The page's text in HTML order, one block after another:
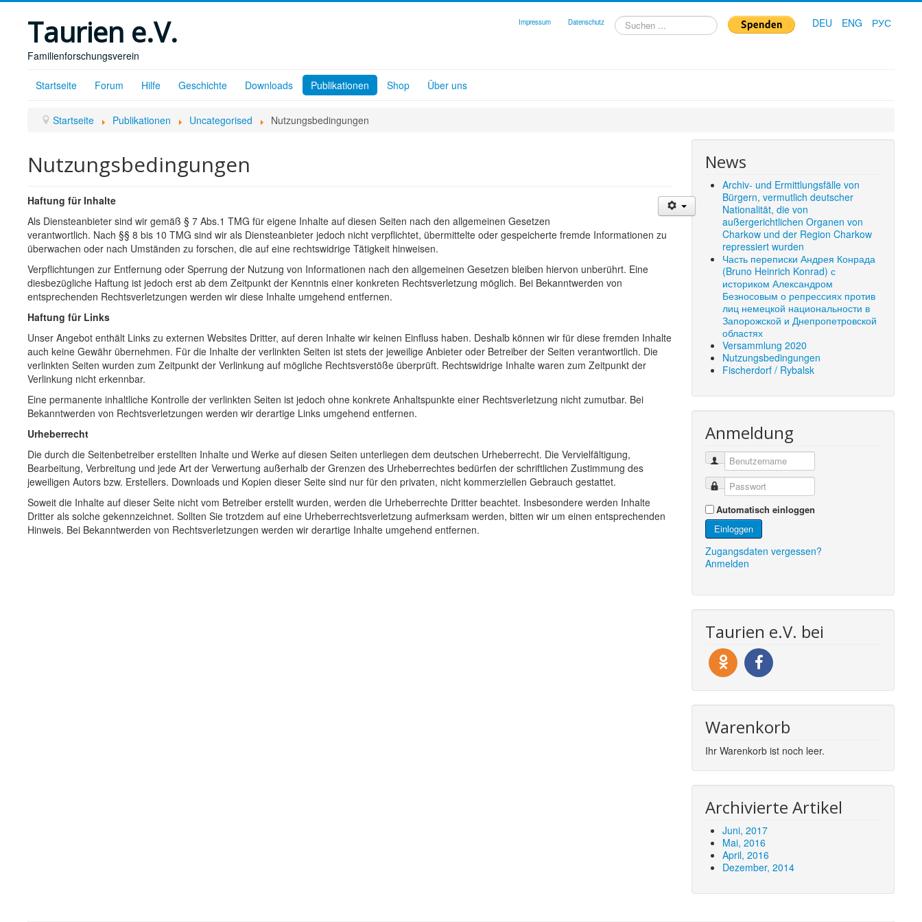
DEU ENG РУС
Suchen
...
Impressum Datenschutz
Taurien e.V.
Familienforschungsverein
Startseite Forum Hilfe Geschichte Downloads Publikationen Shop Über uns
Startseite Publikationen Uncategorised Nutzungsbedingungen
Nutzungsbedingungen
Haftung für Inhalte
Als Diensteanbieter sind wir gemäß § 7 Abs.1 TMG für eigene Inhalte auf diesen Seiten nach den allgemeinen Gesetzen
verantwortlich. Nach §§ 8 bis 10 TMG sind wir als Diensteanbieter jedoch nicht verpflichtet, übermittelte oder gespeicherte fremde Informationen zu
überwachen oder nach Umständen zu forschen, die auf eine rechtswidrige Tätigkeit hinweisen.
Verpflichtungen zur Entfernung oder Sperrung der Nutzung von Informationen nach den allgemeinen Gesetzen bleiben hiervon unberührt. Eine
diesbezügliche Haftung ist jedoch erst ab dem Zeitpunkt der Kenntnis einer konkreten Rechtsverletzung möglich. Bei Bekanntwerden von
entsprechenden Rechtsverletzungen werden wir diese Inhalte umgehend entfernen.
Haftung für Links
Unser Angebot enthält Links zu externen Websites Dritter, auf deren Inhalte wir keinen Einfluss haben. Deshalb können wir für diese fremden Inhalte
auch keine Gewähr übernehmen. Für die Inhalte der verlinkten Seiten ist stets der jeweilige Anbieter oder Betreiber der Seiten verantwortlich. Die
verlinkten Seiten wurden zum Zeitpunkt der Verlinkung auf mögliche Rechtsverstöße überprüft. Rechtswidrige Inhalte waren zum Zeitpunkt der
Verlinkung nicht erkennbar.
Eine permanente inhaltliche Kontrolle der verlinkten Seiten ist jedoch ohne konkrete Anhaltspunkte einer Rechtsverletzung nicht zumutbar. Bei
Bekanntwerden von Rechtsverletzungen werden wir derartige Links umgehend entfernen.
Urheberrecht
Die durch die Seitenbetreiber erstellten Inhalte und Werke auf diesen Seiten unterliegen dem deutschen Urheberrecht. Die Vervielfältigung,
Bearbeitung, Verbreitung und jede Art der Verwertung außerhalb der Grenzen des Urheberrechtes bedürfen der schriftlichen Zustimmung des
jeweiligen Autors bzw. Erstellers. Downloads und Kopien dieser Seite sind nur für den privaten, nicht kommerziellen Gebrauch gestattet.
Soweit die Inhalte auf dieser Seite nicht vom Betreiber erstellt wurden, werden die Urheberrechte Dritter beachtet. Insbesondere werden Inhalte
Dritter als solche gekennzeichnet. Sollten Sie trotzdem auf eine Urheberrechtsverletzung aufmerksam werden, bitten wir um einen entsprechenden
Hinweis. Bei Bekanntwerden von Rechtsverletzungen werden wir derartige Inhalte umgehend entfernen.
News
Archiv- und Ermittlungsfälle von
Bürgern, vermutlich deutscher
Nationalität, die von
außergerichtlichen Organen von
Charkow und der Region Charkow
repressiert wurden
Часть переписки Андрея Конрада
(Bruno Heinrich Konrad) с
историком Александром
Безносовым о репрессиях против
лиц немецкой национальности в
Запорожской и Днепропетровской
областях
Versammlung 2020
Nutzungsbedingungen
Fischerdorf / Rybalsk
Anmeldung
Automatisch einloggen
Einloggen
Zugangsdaten vergessen?
Anmelden
Taurien e.V. bei
Warenkorb
Ihr Warenkorb ist noch leer.
Archivierte Artikel
Juni, 2017
Mai, 2016
April, 2016
Dezember, 2014